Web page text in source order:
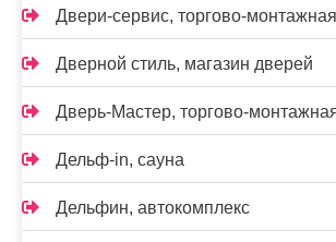
Двери-сервис, торгово-
Дверной стиль, магазин дверей
Дверь-Мастер, торгово-
Дельф-in, сауна
Дельфин, автокомплекс